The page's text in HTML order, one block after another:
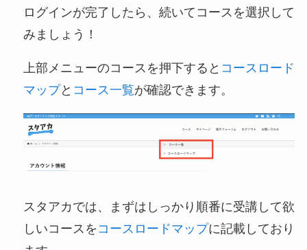
ログインが完了したら、続いてコースを選択して
みましょう！
上部メニューのコースを押下すると コースロード
マップと コース一覧が確認できます。
スタアカでは、まずはしっかり順番に受講して欲
しいコースを コースロードマップに記載しており